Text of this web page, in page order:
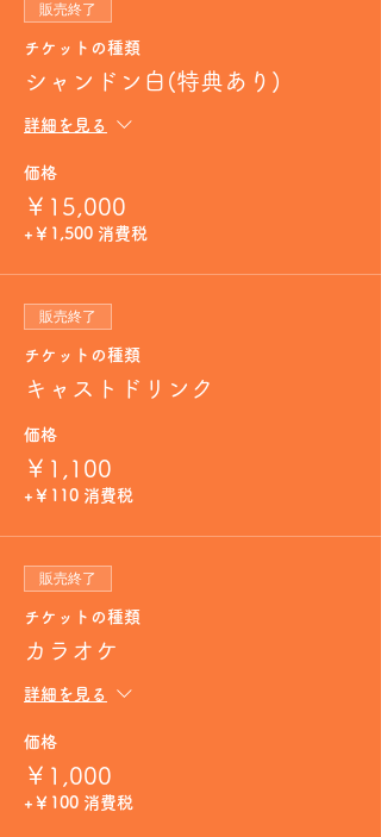
販売終了
チケットの種類
シャンドン白(特典あり)
詳細を見る
価格
￥15,000
+￥1,500 消費税
販売終了
チケットの種類
キャストドリンク
価格
￥1,100
+￥110 消費税
販売終了
チケットの種類
カラオケ
詳細を見る
価格
￥1,000
+￥100 消費税